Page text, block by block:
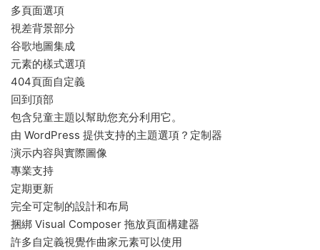
多頁面選項
視差背景部分
谷歌地圖集成
元素的樣式選項
404頁面自定義
回到頂部
包含兒童主題以幫助您充分利用它。
由 WordPress 提供支持的主題選項？定制器
演示内容與實際圖像
專業支持
定期更新
完全可定制的設計和布局
捆綁 Visual Composer 拖放頁面構建器
許多自定義視覺作曲家元素可以使用